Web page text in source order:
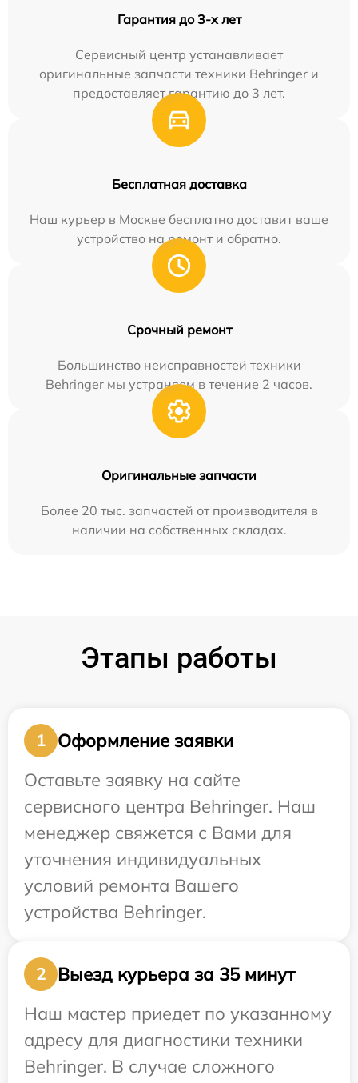
Гарантия до 3-х лет
Сервисный центр устанавливает
оригинальные запчасти техники Behringer и
предоставляет гарантию до 3 лет.
Бесплатная доставка
Наш курьер в Москве бесплатно доставит ваше
устройство на ремонт и обратно.
Срочный ремонт
Большинство неисправностей техники
Behringer мы устраняем в течение 2 часов.
Оригинальные запчасти
Более 20 тыс. запчастей от производителя в
наличии на собственных складах.
Этапы работы
1
Оформление заявки
Оставьте заявку на сайте
сервисного центра Behringer. Наш
менеджер свяжется с Вами для
уточнения индивидуальных
условий ремонта Вашего
устройства Behringer.
2
Выезд курьера за 35 минут
Наш мастер приедет по указанному
адресу для диагностики техники
Behringer. В случае сложного